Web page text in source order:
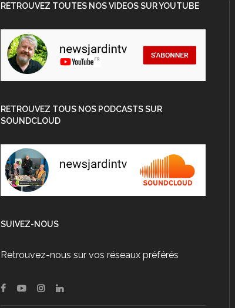
RETROUVEZ TOUTES NOS VIDEOS SUR YOUTUBE
RETROUVEZ TOUS NOS PODCASTS SUR
SOUNDCLOUD
SUIVEZ-NOUS
Retrouvez-nous sur vos réseaux préférés